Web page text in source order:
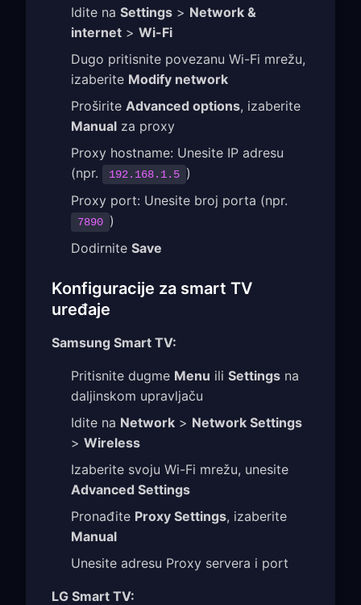
Idite na Settings > Network &
internet > Wi-Fi
Dugo pritisnite povezanu Wi-Fi mrežu,
izaberite Modify network
Proširite Advanced options, izaberite
Manual za proxy
Proxy hostname: Unesite IP adresu
(npr.
192.168.1.5 )
Proxy port: Unesite broj porta (npr.
7890 )
Dodirnite Save
Konfiguracije za smart TV
uređaje
Samsung Smart TV:
Pritisnite dugme Menu ili Settings na
daljinskom upravljaču
Idite na Network > Network Settings
> Wireless
Izaberite svoju Wi-Fi mrežu, unesite
Advanced Settings
Pronađite Proxy Settings, izaberite
Manual
Unesite adresu Proxy servera i port
LG Smart TV: